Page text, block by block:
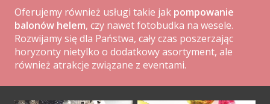
Oferujemy również usługi takie jak pompowanie
balonów helem, czy nawetfotobudka na wesele.
Rozwijamy się dla Państwa, cały czas poszerzając
horyzonty nietylko o dodatkowy asortyment, ale
również atrakcje związane z eventami.